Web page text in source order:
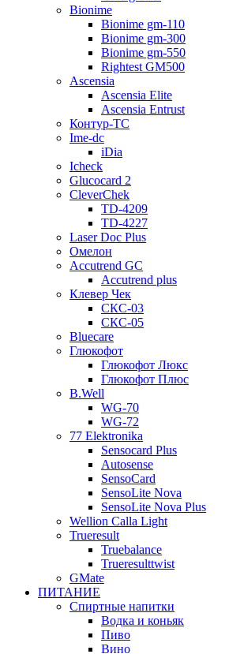
Bionime
Bionime gm-110
Bionime gm-300
Bionime gm-550
Rightest GM500
Ascensia
Ascensia Elite
Ascensia Entrust
Контур-ТС
Ime-dc
iDia
Icheck
Glucocard 2
CleverChek
TD-4209
TD-4227
Laser Doc Plus
Омелон
Accutrend GC
Accutrend plus
Клевер Чек
СКС-03
СКС-05
Bluecare
Глюкофот
Глюкофот Люкс
Глюкофот Плюс
B.Well
WG-70
WG-72
77 Elektronika
Sensocard Plus
Autosense
SensoCard
SensoLite Nova
SensoLite Nova Plus
Wellion Calla Light
Trueresult
Truebalance
Trueresulttwist
GMate
ПИТАНИЕ
Спиртные напитки
Водка и коньяк
Пиво
Вино